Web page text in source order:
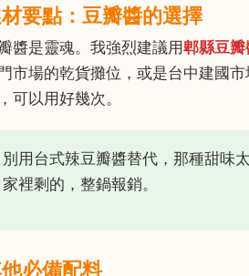
要點：豆瓣醬的選擇
醬是靈魂。我強烈建議用郫縣豆瓣
市場的乾貨攤位，或是台中建國
可以用好幾次。
別用台式辣豆瓣醬替代，那種甜味
家裡剩的，整鍋報銷。
必備配料